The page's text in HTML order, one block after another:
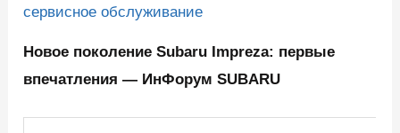
сервисное обслуживание
Новое поколение Subaru Impreza: первые
впечатления — ИнФорум SUBARU